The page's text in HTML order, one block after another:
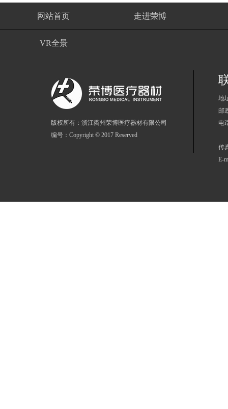
网站首页 走进荣博
VR全景
版权所有：浙江衢州荣博医疗器材有限公司
编号：Copyright © 2017 Reserved
地
邮
电
传
E-